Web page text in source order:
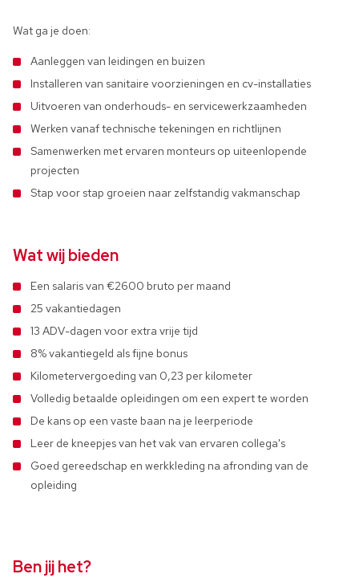
Wat ga je doen:
Aanleggen van leidingen en buizen
Installeren van sanitaire voorzieningen en cv-installaties
Uitvoeren van onderhouds- en servicewerkzaamheden
Werken vanaf technische tekeningen en richtlijnen
Samenwerken met ervaren monteurs op uiteenlopende
projecten
Stap voor stap groeien naar zelfstandig vakmanschap
Wat wij bieden
Een salaris van €2600 bruto per maand
25 vakantiedagen
13 ADV-dagen voor extra vrije tijd
8% vakantiegeld als fijne bonus
Kilometervergoeding van 0,23 per kilometer
Volledig betaalde opleidingen om een expert te worden
De kans op een vaste baan na je leerperiode
Leer de kneepjes van het vak van ervaren collega's
Goed gereedschap en werkkleding na afronding van de
opleiding
Ben jij het?